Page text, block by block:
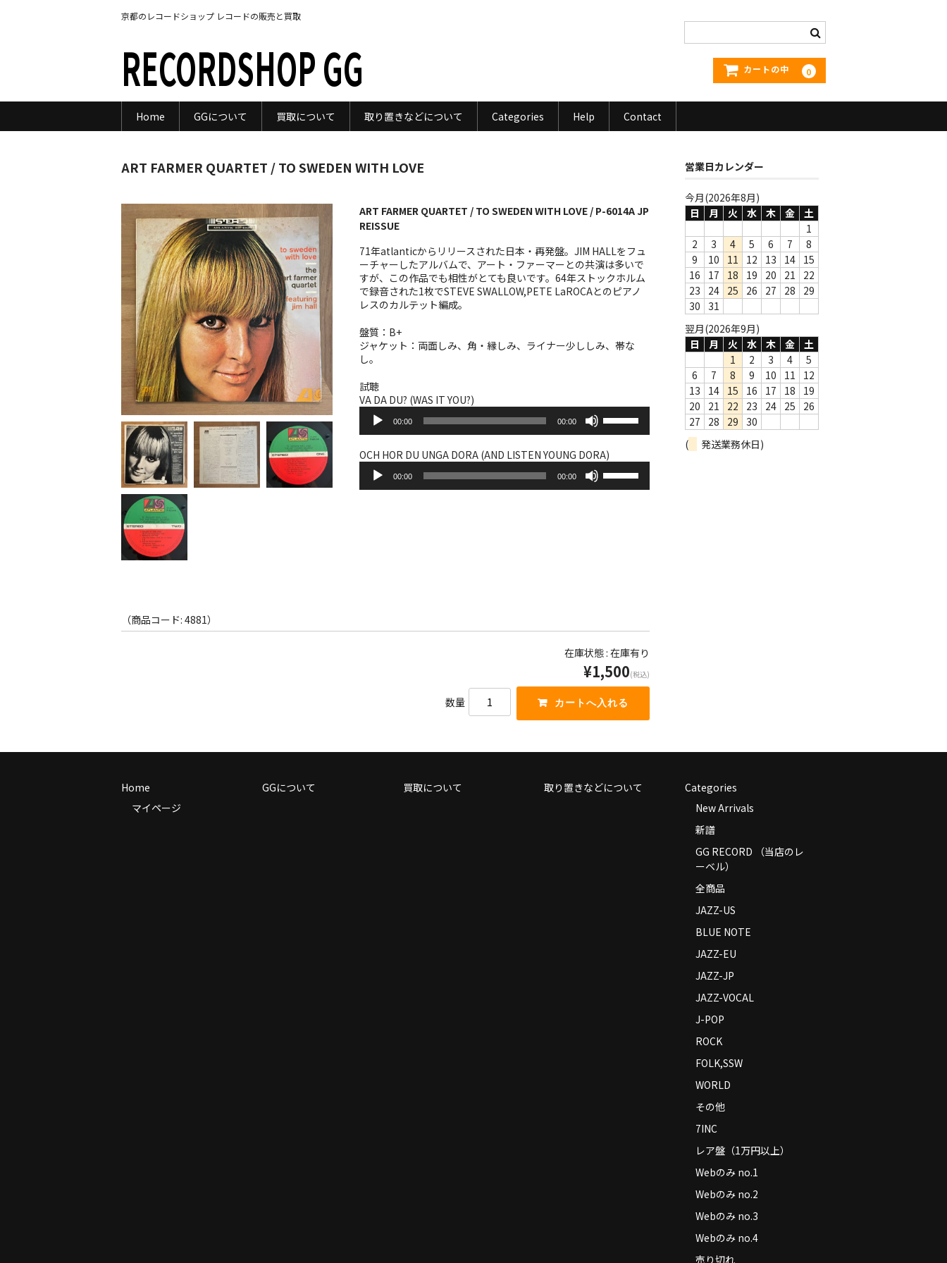
京都のレコードショップ レコードの販売と買取
RECORDSHOP GG カートの中 0
Home GGについて 買取について 取り置きなどについて Categories Help Contact
ART FARMER QUARTET / TO SWEDEN WITH LOVE
ART FARMER QUARTET / TO SWEDEN WITH LOVE / P-6014A JP
REISSUE
71年atlanticからリリースされた日本・再発盤。JIM HALLをフュ
ーチャーしたアルバムで、アート・ファーマーとの共演は多いで
すが、この作品でも相性がとても良いです。64年ストックホルム
で録音された1枚でSTEVE SWALLOW,PETE LaROCAとのピアノ
レスのカルテット編成。
盤質：B+
ジャケット：両面しみ、角・縁しみ、ライナー少ししみ、帯な
し。
試聴
VA DA DU? (WAS IT YOU?)
プ
レ
ー
ー
00:00 00:00
リ
ー
調
節
て
く
だ
い。
OCH HOR DU UNGA DORA (AND LISTEN YOUNG DORA)
プ
00:00 00:00
リ
ー
を
使
て
く
（商品コード: 4881）
在庫状態 : 在庫有り
¥1,500(税込)
数量
営業日カレンダー
今月(2026年8月)
日
月 火 水 木 金
土
1
2
3 4 5 6 7
8
9
10 11 12 13 14 15
16
17 18 19 20 21
22
23
24 25 26 27 28
29
30
31
翌月(2026年9月)
日
月 火 水 木 金
土
1
2 3 4
5
6
7 8 9 10 11
12
13
14 15 16 17 18
19
20
21 22 23 24 25
26
27
28 29
30
(
発送業務休日)
Home
マイページ
GGについて 買取について 取り置きなどについて
Categories
New Arrivals
新譜
GG RECORD （当店のレ
ーベル）
全商品
JAZZ-US
BLUE NOTE
JAZZ-EU
JAZZ-JP
JAZZ-VOCAL
J-POP
ROCK
FOLK,SSW
WORLD
その他
7INC
レア盤（1万円以上）
Webのみ no.1
Webのみ no.2
Webのみ no.3
Webのみ no.4
売り切れ